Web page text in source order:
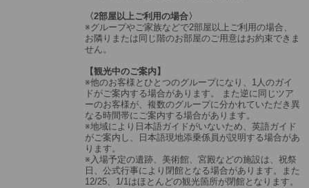
〈2部屋以上ご利用の場合〉
※グループやご家族などで2部屋以上ご利用の場合、
お隣りまたは同じ階のお部屋のご用意はお約束できま
せん。
【観光中のご案内】
※他のお客様とひとつのグループになり、1人のガイ
ドがご案内する場合があります。 また逆に同じツア
ーのお客様が、複数のグループに分かれていただき異
なる時間帯にご案内する場合があります。
※地域により日本語ガイドがいないため、英語ガイド
がご案内し、日本語現地添乗係員が説明する場合があ
ります。
※入場予定の遺跡、美術館、宮殿などの施設は、祝祭
日、公式行事により閉館となる場合があります。また
12/25、1/1はほとんどの観光箇所が閉館となります。